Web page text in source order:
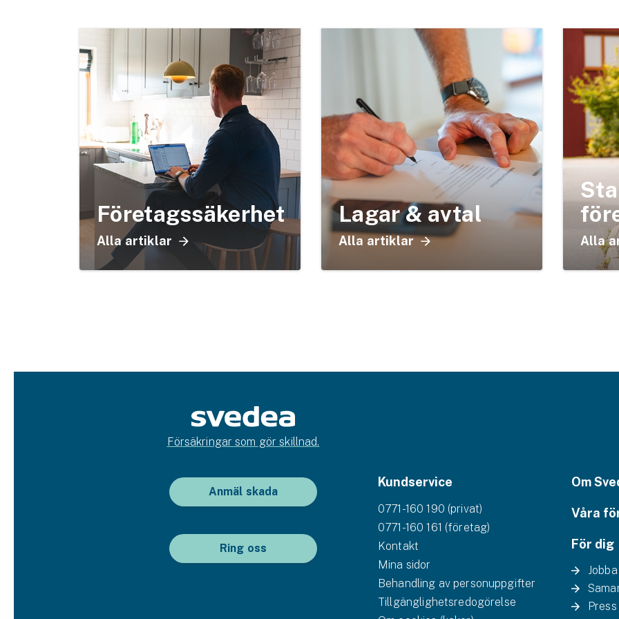
Företagssäkerhet
Alla artiklar
Lagar & avtal
Alla artiklar Alla
Försäkringar som gör skillnad.
Anmäl skada
Ring oss
Kundservice
0771-160 190 (privat)
0771-160 161 (företag)
Kontakt
Mina sidor
Behandling av personuppgifter
Tillgänglighetsredogörelse
Om
Våra
För dig
Press